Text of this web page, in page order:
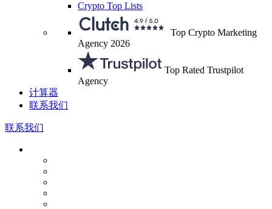
Crypto Top Lists
Top Crypto Marketing
Agency 2026
Top Rated Trustpilot
Agency
计算器
联系我们
联系我们